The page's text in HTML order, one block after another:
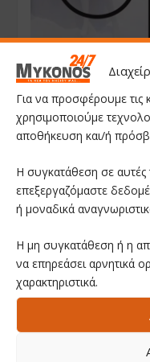
Για να προσφέρουμε τις
χρησιμοποιούμε
αποθήκευση και/ή
Η συγκατάθεση σε αυτές
επεξεργαζόμαστε
ή μοναδικά
Η μη συγκατάθεση ή η
να επηρεάσει αρνητικά
χαρακτηριστικά.